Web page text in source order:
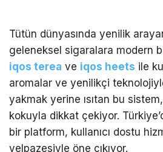
Tütün dünyasında yenilik
geleneksel sigaralara modern
iqos terea ve iqos heets ile
aromalar ve yenilikçi
yakmak yerine ısıtan bu
kokuyla dikkat çekiyor.
bir platform, kullanıcı dostu
yelpazesiyle öne çıkıyor.